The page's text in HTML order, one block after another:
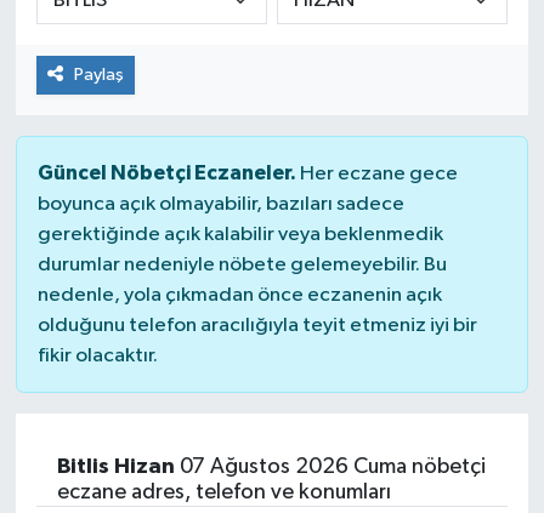
Paylaş
Güncel Nöbetçi Eczaneler. Her eczane gece
boyunca açık olmayabilir, bazıları sadece
gerektiğinde açık kalabilir veya beklenmedik
durumlar nedeniyle nöbete gelemeyebilir. Bu
nedenle, yola çıkmadan önce eczanenin açık
olduğunu telefon aracılığıyla teyit etmeniz iyi bir
fikir olacaktır.
Bitlis Hizan 07 Ağustos 2026 Cuma nöbetçi
eczane adres, telefon ve konumları